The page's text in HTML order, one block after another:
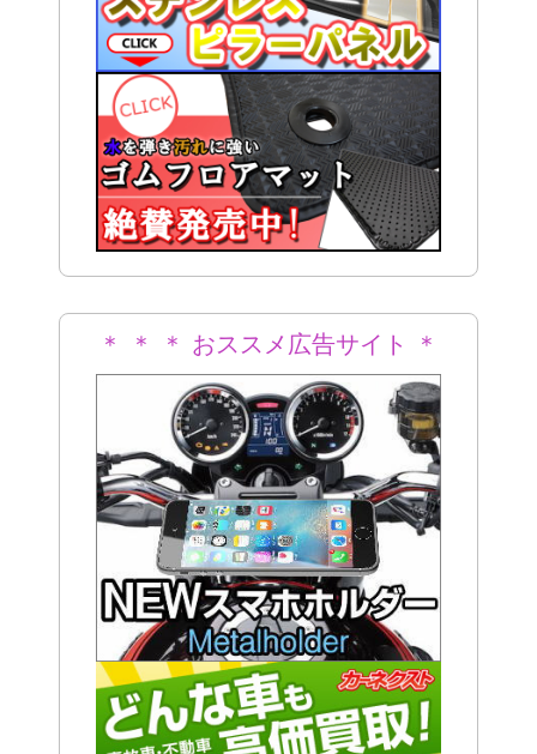
＊ ＊ ＊ おススメ広告サイト ＊
＊ ＊